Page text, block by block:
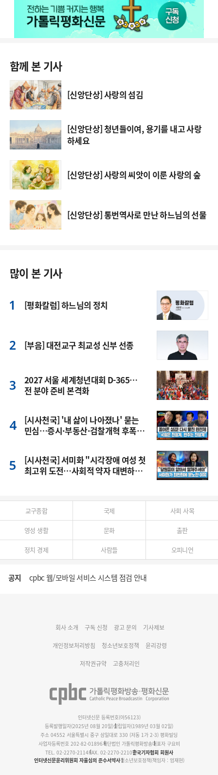
함께 본 기사
[신앙단상] 사랑의 섬김
[신앙단상] 청년들이여, 용기를 내고 사랑
하세요
[신앙단상] 사랑의 씨앗이 이룬 사랑의 숲
[신앙단상] 통번역사로 만난 하느님의 선물
많이 본 기사
[평화칼럼] 하느님의 정치
[부음] 대전교구 최교성 신부 선종
2027 서울 세계청년대회 D-365…
전 분야 준비 본격화
[시사천국] '내 삶이 나아졌나' 묻는
민심…증시·부동산·검찰개혁 후폭
[시사천국] 서미화 "시각장애 여성 첫
최고위 도전…사회적 약자 대변하겠
교구종합 국제 사회 사목
영성 생활 문화 출판
정치 경제 사람들 오피니언
공지 cpbc 웹/모바일 서비스 시스템 점검 안내
명동 미디어큐브 & 1898 미디어월 공모전 수상작 발표
회사 소개 구독 신청 광고 문의 기사제보
개인정보처리방침 청소년보호정책 윤리강령
저작권규약 고충처리인
인터넷신문 등록번호(아56123)
등록발행일자(2025년 08월 20일)설립일자(1989년 03월 02일)
주소 04552 서울특별시 중구 삼일대로 330 (저동 1가 2-3) 평화빌딩
사업자등록번호 202-82-01896재단법인 가톨릭평화방송대표자 구요비
TEL. 02-2270-2114FAX. 02-2270-2210한국기자협회 회원사
인터넷신문윤리위원회 자율심의 준수서약사청소년보호정책(책임자 : 엄재현)